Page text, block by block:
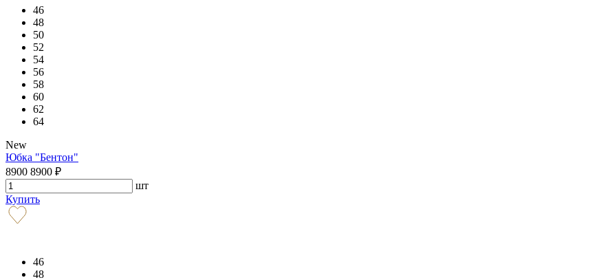
46
48
50
52
54
56
58
60
62
64
New
Юбка "Бентон"
8900 8900 ₽
шт
Купить
46
48